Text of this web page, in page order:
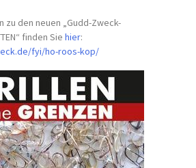
den neuen „Gudd-Zweck-
finden Siehier:
fyi/ho-roos-kop/